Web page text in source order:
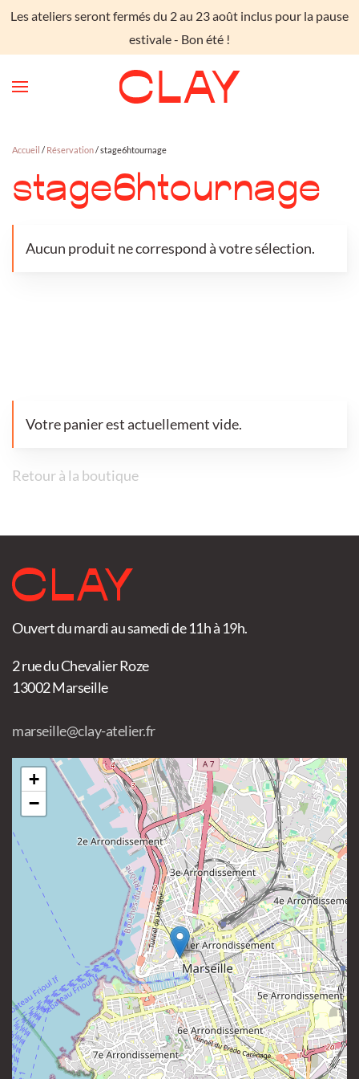
Les ateliers seront fermés du 2 au 23 août inclus pour la pause
estivale - Bon été !
Skip to main content
Accueil / Réservation/ stage6htournage
stage6htournage
Aucun produit ne correspond à votre sélection.
Votre panier est actuellement vide.
Retour à la boutique
Ouvert du mardi au samedi de 11h à 19h.
2 rue du Chevalier Roze
13002 Marseille
marseille@clay-atelier.fr
+
−